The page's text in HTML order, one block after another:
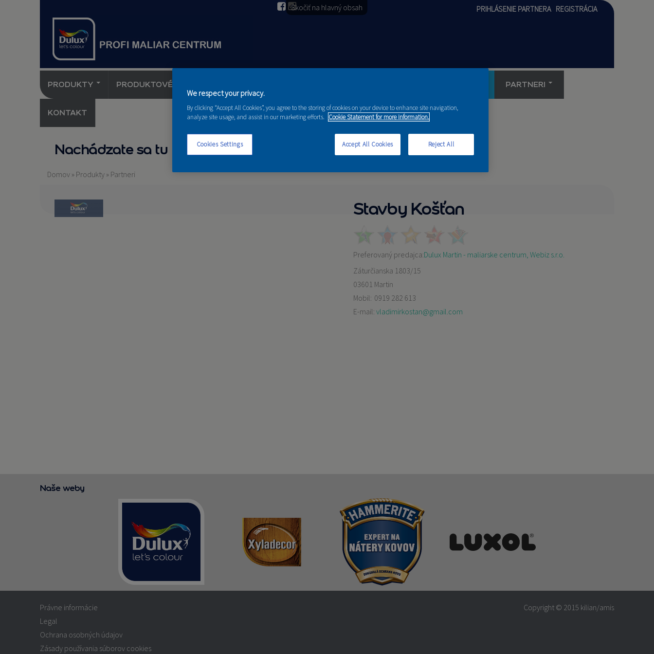
Skočiť na hlavný obsah PRIHLÁSENIE PARTNERA REGISTRÁCIA
PRODUKTY PRODUKTOVÉ NOVINKY 2026 PARTNERI
KONTAKT
Nachádzate sa tu
Domov » Produkty » Partneri
Stavby Košťan
Preferovaný predajca:Dulux Martin - maliarske centrum, Webiz s.r.o.
Záturčianska 1803/15
03601 Martin
Mobil: 0919 282 613
E-mail: vladimirkostan@gmail.com
Naše weby
Copyright © 2015 kilian/amis
Právne informácie
Legal
Ochrana osobných údajov
Zásady používania súborov cookies
We respect your privacy.
By clicking “Accept All Cookies”, you agree to the storing of cookies on your device to enhance site navigation,
analyze site usage, and assist in our marketing efforts. Cookie Statement for more information.
Cookies Settings Reject All
Accept All Cookies